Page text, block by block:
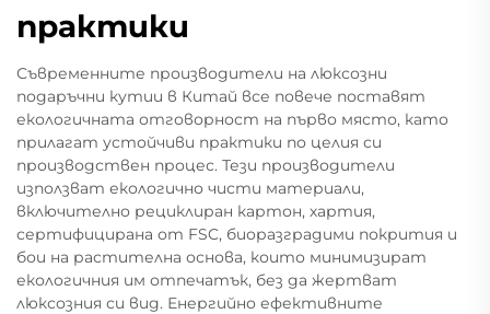
практики
Съвременните производители на люксозни
подаръчни кутии в Китай все повече поставят
екологичната отговорност на първо място, като
прилагат устойчиви практики по целия си
производствен процес. Тези производители
използват екологично чисти материали,
включително рециклиран картон, хартия,
сертифицирана от FSC, биоразградими покрития и
бои на растителна основа, които минимизират
екологичния им отпечатък, без да жертват
люксозния си вид. Енергийно ефективните